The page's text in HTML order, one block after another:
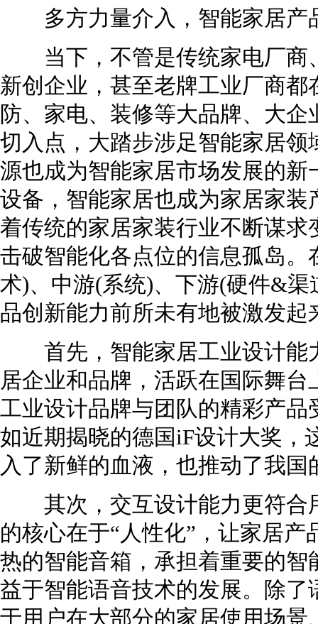
多方力量介入，智能家居产
当下，不管是传统家电厂商
新创企业，甚至老牌工业厂商
防、家电、装修等大品牌、大
切入点，大踏步涉足智能家居
源也成为智能家居市场发展的
设备，智能家居也成为家居家
着传统的家居家装行业不断谋
击破智能化各点位的信息孤岛
术)、中游(系统)、下游(硬件&
品创新能力前所未有地被激发起
首先，智能家居工业设计能
居企业和品牌，活跃在国际舞
工业设计品牌与团队的精彩产
如近期揭晓的德国iF设计大奖，
入了新鲜的血液，也推动了我
其次，交互设计能力更符合
的核心在于“人性化”，让家居
热的智能音箱，承担着重要的
益于智能语音技术的发展。除
于用户在大部分的家居使用场